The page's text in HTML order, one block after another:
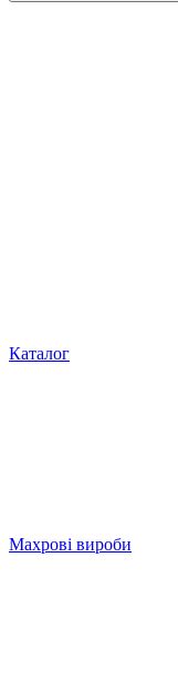
Каталог
Махрові вироби